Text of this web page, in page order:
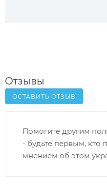
Отзывы
ОСТАВИТЬ ОТЗЫВ
Помогите другим
- будьте первым, кто
мнением об этом